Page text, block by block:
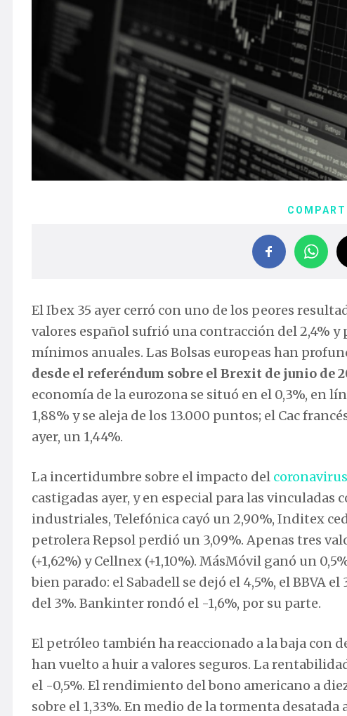
El Ibex 35 ayer cerró con uno de los peores
valores español sufrió una contracción del 2,4%
mínimos anuales. Las Bolsas europeas han
desde el referéndum sobre el Brexit de junio de
economía de la eurozona se situó en el 0,3%, en
1,88% y se aleja de los 13.000 puntos; el Cac
ayer, un 1,44%.
La incertidumbre sobre el impacto del coronavirus
castigadas ayer, y en especial para las
industriales, Telefónica cayó un 2,90%, Inditex
petrolera Repsol perdió un 3,09%. Apenas tres
(+1,62%) y Cellnex (+1,10%). MásMóvil ganó un
bien parado: el Sabadell se dejó el 4,5%, el BBVA
del 3%. Bankinter rondó el -1,6%, por su parte.
El petróleo también ha reaccionado a la baja con
han vuelto a huir a valores seguros. La
el -0,5%. El rendimiento del bono americano a
sobre el 1,33%. En medio de la tormenta